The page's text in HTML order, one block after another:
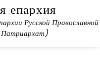
епархия
Русской Православной
Патриархат)